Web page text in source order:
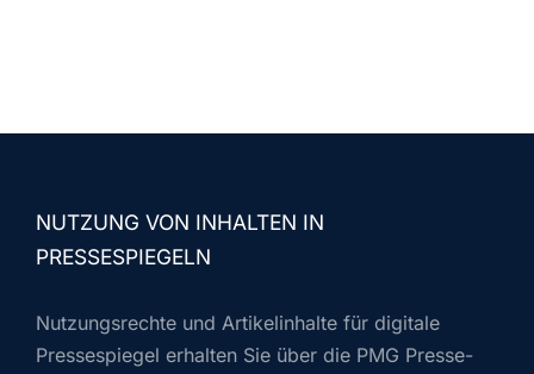
NUTZUNG VON INHALTEN IN
PRESSESPIEGELN
Nutzungsrechte und Artikelinhalte für digitale
Pressespiegel erhalten Sie über die PMG Presse-